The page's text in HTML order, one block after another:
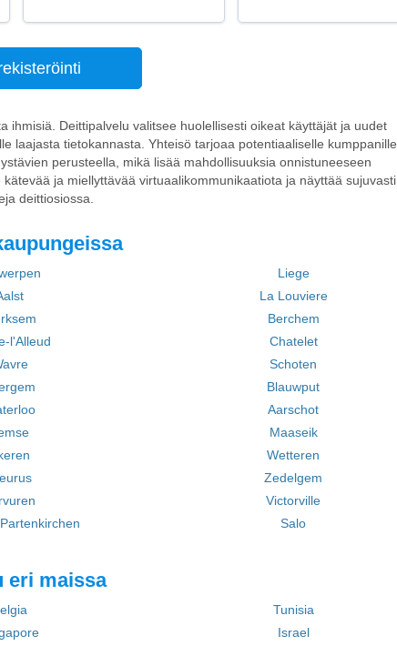
ihmisiä. Deittipalvelu valitsee huolellisesti oikeat käyttäjät ja uudet
laajasta tietokannasta. Yhteisö tarjoaa potentiaaliselle kumppanille
perusteella, mikä lisää mahdollisuuksia onnistuneeseen
ja miellyttävää virtuaalikommunikaatiota ja näyttää sujuvasti
deittiosiossa.
Liege
La Louviere
Berchem
l'Alleud
Chatelet
Schoten
Blauwput
Aarschot
Maaseik
Wetteren
Zedelgem
Victorville
Salo
eri maissa
Tunisia
Israel